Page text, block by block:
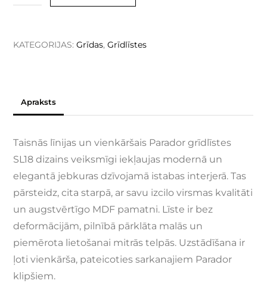
KATEGORIJAS:Grīdas,Grīdlīstes
Apraksts
Taisnās līnijas un vienkāršais Parador grīdlīstes
SL18 dizains veiksmīgi iekļaujas modernā un
elegantā jebkuras dzīvojamā istabas interjerā. Tas
pārsteidz, cita starpā, ar savu izcilo virsmas kvalitāti
un augstvērtīgo MDF pamatni. Līste ir bez
deformācijām, pilnībā pārklāta malās un
piemērota lietošanai mitrās telpās. Uzstādīšana ir
ļoti vienkārša, pateicoties sarkanajiem Parador
klipšiem.